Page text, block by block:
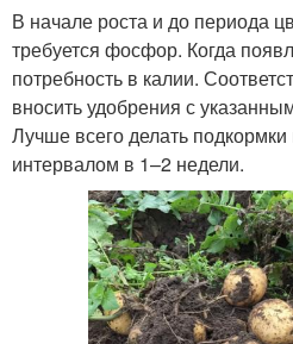
В начале роста и до периода
требуется фосфор. Когда
потребность в калии.
вносить удобрения с
Лучше всего делать
интервалом в 1–2 недели.